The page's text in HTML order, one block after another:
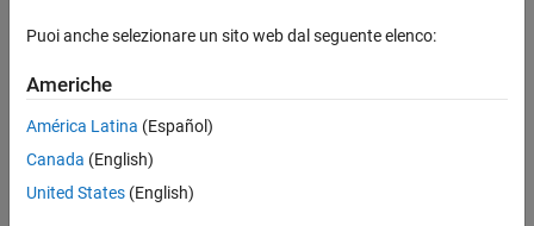
Requirements Toolbox
Track and Visualize Links
Syntax
src = source(myLink)
Description
src = source(
Puoi anche selezionare un sito web dal seguente elenco:
Americhe
América Latina (Español)
Canada (English)
United States (English)